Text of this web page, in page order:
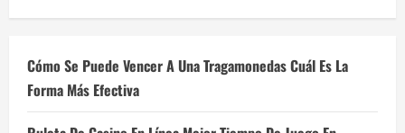
Cómo Se Puede Vencer A Una Tragamonedas Cuál Es La
Forma Más Efectiva